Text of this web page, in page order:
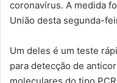
coronavírus. A medida
União desta segunda-
Um deles é um teste
para detecção de